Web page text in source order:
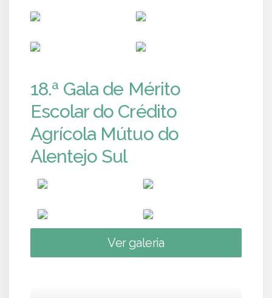
18.ª Gala de Mérito
Escolar do Crédito
Agrícola Mútuo do
Alentejo Sul
Ver galeria